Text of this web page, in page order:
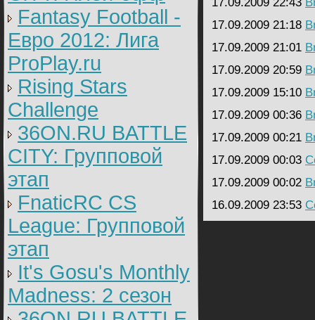
Fantasy Football -
Евро 2012: Лига
ProPlay.ru
Rising Stars
Challenge
36ON.RU BATTLE
CITY: Групповой
этап
FnaticRC CS
League: Групповой
этап
It's Gosu's Monthly
Madness: 2 сезон
17.09.2009 21:18
17.09.2009 21:01
17.09.2009 20:59
17.09.2009 15:10
17.09.2009 00:36
17.09.2009 00:21
17.09.2009 00:03
17.09.2009 00:02
16.09.2009 23:53